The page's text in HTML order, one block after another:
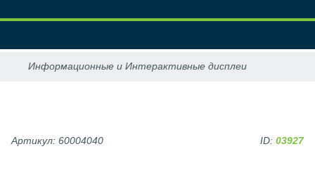
Артикул: 60004040 ID: 03927